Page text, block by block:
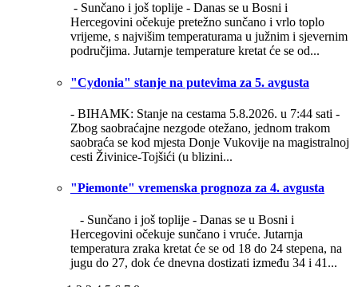
- Sunčano i još toplije - Danas se u Bosni i
Hercegovini očekuje pretežno sunčano i vrlo toplo
vrijeme, s najvišim temperaturama u južnim i sjevernim
područjima. Jutarnje temperature kretat će se od...
"Cydonia" stanje na putevima za 5. avgusta
- BIHAMK: Stanje na cestama 5.8.2026. u 7:44 sati -
Zbog saobraćajne nezgode otežano, jednom trakom
saobraća se kod mjesta Donje Vukovije na magistralnoj
cesti Živinice-Tojšići (u blizini...
"Piemonte" vremenska prognoza za 4. avgusta
- Sunčano i još toplije - Danas se u Bosni i
Hercegovini očekuje sunčano i vruće. Jutarnja
temperatura zraka kretat će se od 18 do 24 stepena, na
jugu do 27, dok će dnevna dostizati između 34 i 41...